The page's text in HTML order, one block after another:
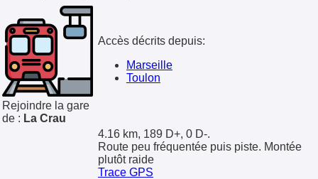
Rejoindre la gare
de : La Crau
Accès décrits depuis:
Marseille
Toulon
4.16 km, 189 D+, 0 D-.
Route peu fréquentée puis piste. Montée
plutôt raide
Trace GPS